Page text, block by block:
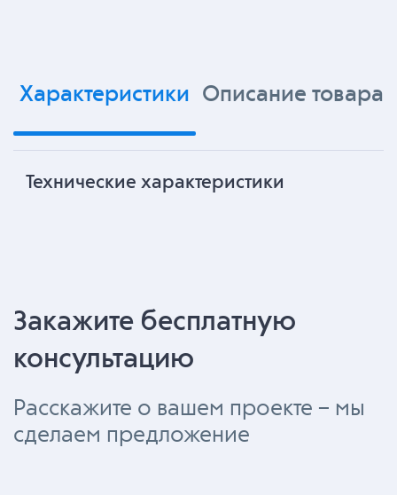
Характеристики Описание товара
Технические характеристики
Закажите бесплатную
консультацию
Расскажите о вашем проекте – мы
сделаем предложение